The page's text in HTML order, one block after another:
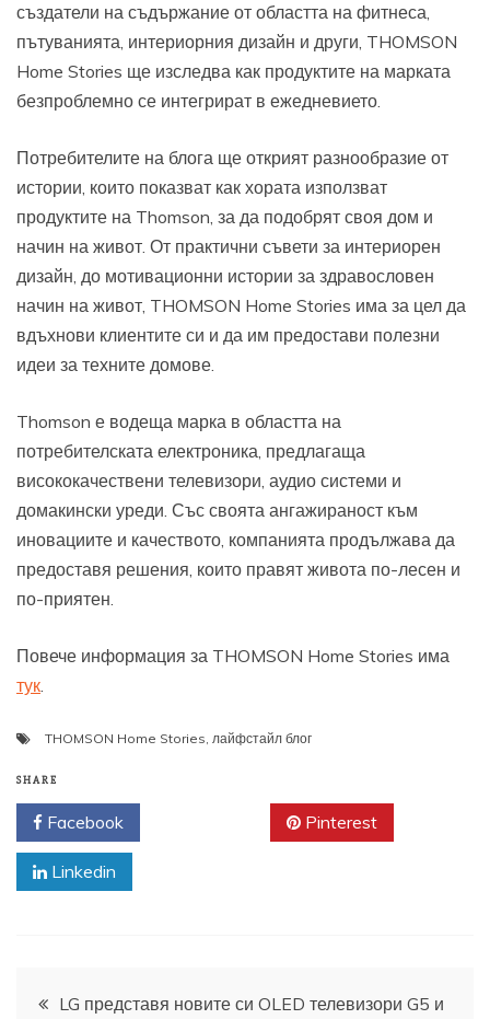
създатели на съдържание от областта на фитнеса,
пътуванията, интериорния дизайн и други, THOMSON
Home Stories ще изследва как продуктите на марката
безпроблемно се интегрират в ежедневието.
Потребителите на блога ще открият разнообразие от
истории, които показват как хората използват
продуктите на Thomson, за да подобрят своя дом и
начин на живот. От практични съвети за интериорен
дизайн, до мотивационни истории за здравословен
начин на живот, THOMSON Home Stories има за цел да
вдъхнови клиентите си и да им предостави полезни
идеи за техните домове.
Thomson е водеща марка в областта на
потребителската електроника, предлагаща
висококачествени телевизори, аудио системи и
домакински уреди. Със своята ангажираност към
иновациите и качеството, компанията продължава да
предоставя решения, които правят живота по-лесен и
по-приятен.
Повече информация за THOMSON Home Stories има
тук.
THOMSON Home Stories, лайфстайл блог
SHARE
Facebook Pinterest
Linkedin
Навигация
LG представя новите си OLED телевизори G5 и